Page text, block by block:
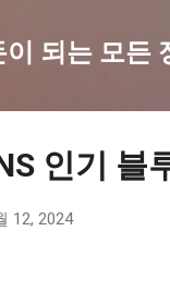
이 되는 모든
인기 블
12, 2024